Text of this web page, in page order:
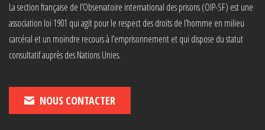
La section française de l’Observatoire international des prisons (OIP-SF) est une
association loi 1901 qui agit pour le respect des droits de l’homme en milieu
carcéral et un moindre recours à l’emprisonnement et qui dispose du statut
consultatif auprès des Nations Unies.
NOUS CONTACTER